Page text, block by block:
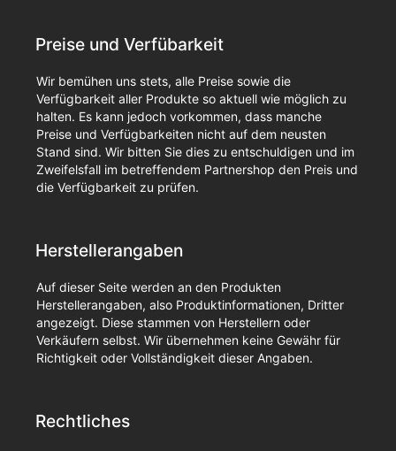
Preise und Verfübarkeit
Wir bemühen uns stets, alle Preise sowie die
Verfügbarkeit aller Produkte so aktuell wie möglich zu
halten. Es kann jedoch vorkommen, dass manche
Preise und Verfügbarkeiten nicht auf dem neusten
Stand sind. Wir bitten Sie dies zu entschuldigen und im
Zweifelsfall im betreffendem Partnershop den Preis und
die Verfügbarkeit zu prüfen.
Herstellerangaben
Auf dieser Seite werden an den Produkten
Herstellerangaben, also Produktinformationen, Dritter
angezeigt. Diese stammen von Herstellern oder
Verkäufern selbst. Wir übernehmen keine Gewähr für
Richtigkeit oder Vollständigkeit dieser Angaben.
Rechtliches